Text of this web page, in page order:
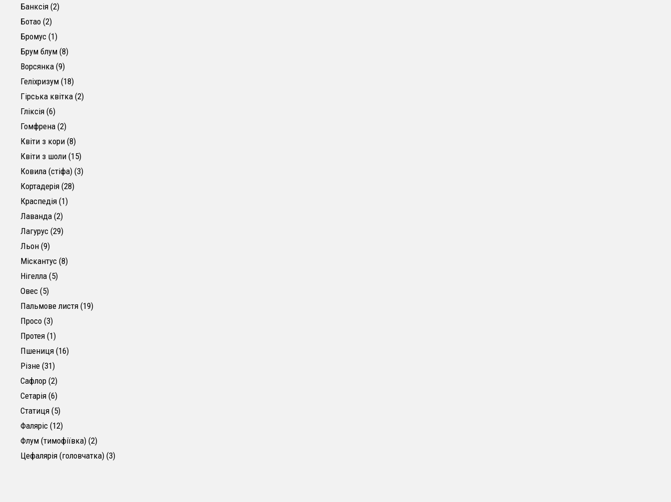
Банксія 22 товари
Ботао 22 товари
Бромус 11 товар
Брум блум 88 товарів
Ворсянка 99 товарів
Геліхризум 1818 товарів
Гірська квітка 22 товари
Гліксія 66 товарів
Гомфрена 22 товари
Квіти з кори 88 товарів
Квіти з шоли 1515 товарів
Ковила (стіфа) 33 товари
Кортадерія 2828 товарів
Краспедія 11 товар
Лаванда 22 товари
Лагурус 2929 товарів
Льон 99 товарів
Міскантус 88 товарів
Нігелла 55 товарів
Овес 55 товарів
Пальмове листя 1919 товарів
Просо 33 товари
Протея 11 товар
Пшениця 1616 товарів
Різне 3131 товар
Сафлор 22 товари
Сетарія 66 товарів
Статиця 55 товарів
Фаляріс 1212 товарів
Флум (тимофіївка) 22 товари
Цефалярія (головчатка) 33 товари